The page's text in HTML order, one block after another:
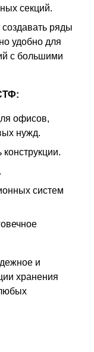
секций.
создавать ряды
удобно для
с большими
офисов,
нужд.
систем
и
хранения